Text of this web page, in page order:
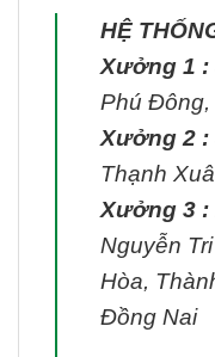
HỆ
Xưởng 1 :
Phú Đông,
Xưởng 2 :
Thạnh
Xưởng 3 :
Nguyễn
Hòa,
Đồng Nai